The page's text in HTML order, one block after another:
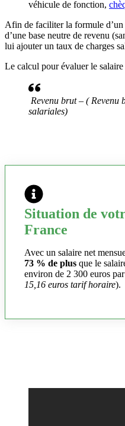
véhicule de fonction,
Afin de faciliter la formule
d’une base neutre de revenu
lui ajouter un taux de charges
Le calcul pour évaluer le salaire
Revenu brut – ( Revenu
salariales)
Situation de
France
Avec un salaire net
73 % de plus que le
environ de 2 300 euros
15,16 euros tarif horaire).